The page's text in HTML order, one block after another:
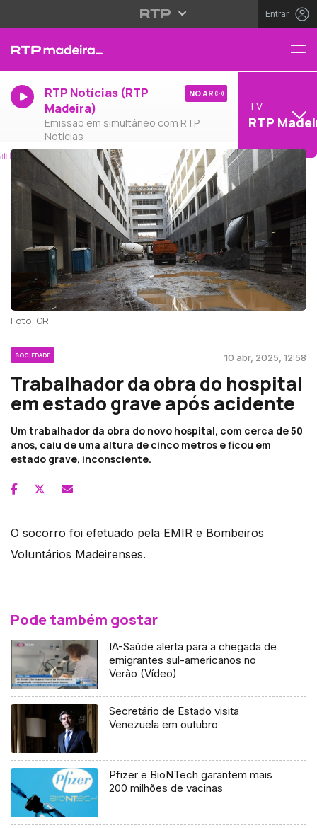
Entrar
RTP Notícias (RTP
Madeira)
Emissão em simultâneo com RTP
Notícias
NO AR
TV
RTP
Foto: GR
SOCIEDADE 10 abr, 2025, 12:58
Trabalhador da obra do hospital
em estado grave após acidente
Um trabalhador da obra do novo hospital, com cerca de 50
anos, caiu de uma altura de cinco metros e ficou em
estado grave, inconsciente.
O socorro foi efetuado pela EMIR e Bombeiros
Voluntários Madeirenses.
Pode também gostar
IA-Saúde alerta para a chegada de
emigrantes sul-americanos no
Verão (Vídeo)
Secretário de Estado visita
Venezuela em outubro
Pfizer e BioNTech garantem mais
200 milhões de vacinas